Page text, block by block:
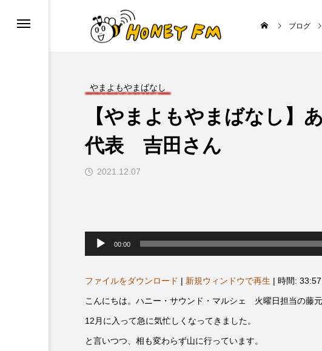
Bar cozy】3月7日
はビル・エヴァンス
MY SWEET GARDEN
【マイスイートガーデン】7月14
日（火）配信 庭づくりは曲線を
ットの山本さん
ブログ
やまよもやまばなし
【やまよもやまばなし】
代表 吉田さん
2021.12.07
ヤ
ー
00:00
ファイルをダウンロード | 新規ウィンドウで再生 | 時間: 33:57
こんにちは。ハニー・サウンド・マルシェ 火曜日担当の藤元
12月に入って急に気忙しくなってきました。
と言いつつ、相も変わらず山に行っています。